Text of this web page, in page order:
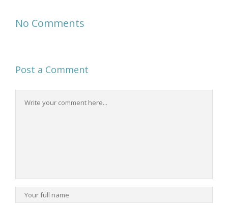
No Comments
Post a Comment